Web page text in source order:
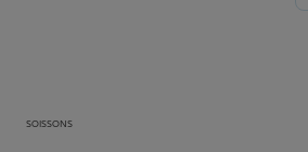
SOISSONS